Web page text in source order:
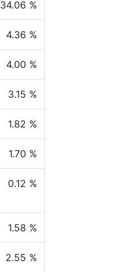
34.06 %
4.36 %
4.00 %
3.15 %
1.82 %
1.70 %
0.12 %
1.58 %
2.55 %